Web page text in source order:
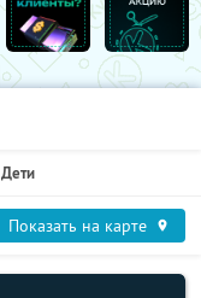
Дети
Показать на карте